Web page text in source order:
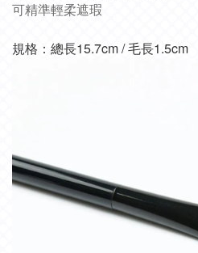
可精準輕柔遮瑕
規格： 總長15.7cm / 毛長1.5cm